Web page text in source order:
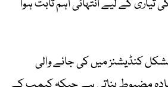
تیاری کے لیے انتہائی اہم ثابت ہوا
کنڈیشنز میں کی جانے والی